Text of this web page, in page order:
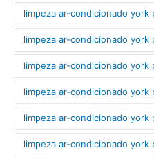
limpeza ar-condicionado york
limpeza ar-condicionado york
limpeza ar-condicionado york
limpeza ar-condicionado york
limpeza ar-condicionado york
limpeza ar-condicionado york